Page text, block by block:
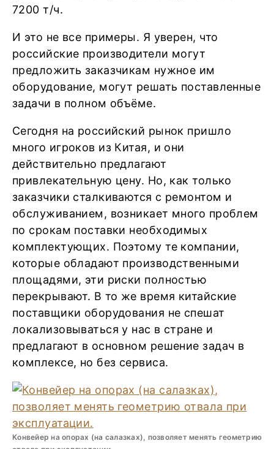
7200 т/ч.
И это не все примеры. Я уверен, что
российские производители могут
предложить заказчикам нужное им
оборудование, могут решать поставленные
задачи в полном объёме.
Сегодня на российский рынок пришло
много игроков из Китая, и они
действительно предлагают
привлекательную цену. Но, как только
заказчики сталкиваются с ремонтом и
обслуживанием, возникает много проблем
по срокам поставки необходимых
комплектующих. Поэтому те компании,
которые обладают производственными
площадями, эти риски полностью
перекрывают. В то же время китайские
поставщики оборудования не спешат
локализовываться у нас в стране и
предлагают в основном решение задач в
комплексе, но без сервиса.
Конвейер на опорах (на салазках), позволяет менять геометрию